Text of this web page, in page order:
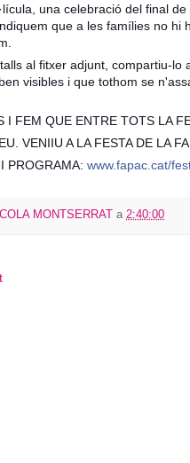
una celebració del final
que a les famílies no hi
al fitxer adjunt, compartiu-lo
visibles i que tothom se
I FEM QUE ENTRE TOTS LA
VENIIU A LA FESTA DE LA
PROGRAMA: www.fapac.cat/
MONTSERRAT a 2:40:00